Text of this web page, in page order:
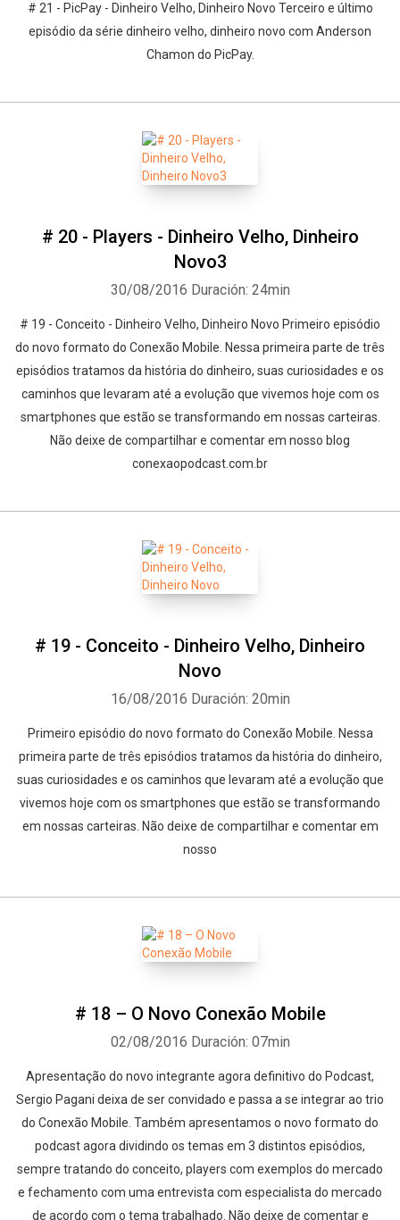
# 21 - PicPay - Dinheiro Velho, Dinheiro Novo Terceiro e último
episódio da série dinheiro velho, dinheiro novo com Anderson
Chamon do PicPay.
# 20 - Players - Dinheiro Velho, Dinheiro
Novo3
30/08/2016 Duración: 24min
# 19 - Conceito - Dinheiro Velho, Dinheiro Novo Primeiro episódio
do novo formato do Conexão Mobile. Nessa primeira parte de três
episódios tratamos da história do dinheiro, suas curiosidades e os
caminhos que levaram até a evolução que vivemos hoje com os
smartphones que estão se transformando em nossas carteiras.
Não deixe de compartilhar e comentar em nosso blog
conexaopodcast.com.br
# 19 - Conceito - Dinheiro Velho, Dinheiro
Novo
16/08/2016 Duración: 20min
Primeiro episódio do novo formato do Conexão Mobile. Nessa
primeira parte de três episódios tratamos da história do dinheiro,
suas curiosidades e os caminhos que levaram até a evolução que
vivemos hoje com os smartphones que estão se transformando
em nossas carteiras. Não deixe de compartilhar e comentar em
nosso
# 18 – O Novo Conexão Mobile
02/08/2016 Duración: 07min
Apresentação do novo integrante agora definitivo do Podcast,
Sergio Pagani deixa de ser convidado e passa a se integrar ao trio
do Conexão Mobile. Também apresentamos o novo formato do
podcast agora dividindo os temas em 3 distintos episódios,
sempre tratando do conceito, players com exemplos do mercado
e fechamento com uma entrevista com especialista do mercado
de acordo com o tema trabalhado. Não deixe de comentar e